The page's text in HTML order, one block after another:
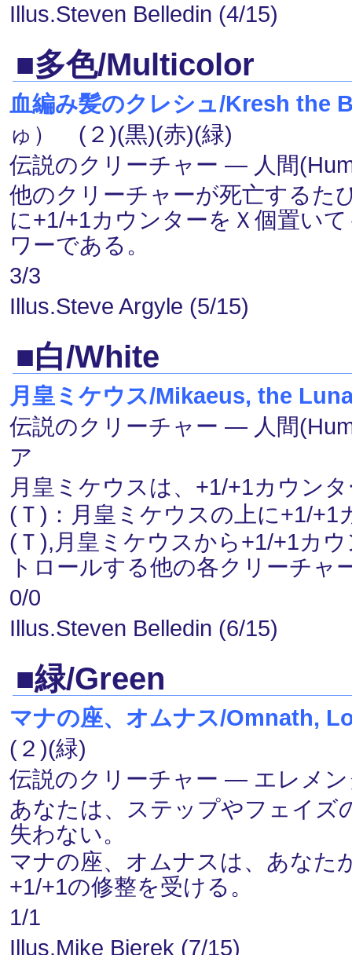
Illus.Steven Belledin (4/15)
■多色/Multicolor
血編み髪のクレシュ/Kresh the
ゅ） (２)(黒)(赤)(緑)
伝説のクリーチャー ― 人間
他のクリーチャーが死亡するた
に+1/+1カウンターをＸ個置い
ワーである。
3/3
Illus.Steve Argyle (5/15)
■白/White
月皇ミケウス/Mikaeus, the
伝説のクリーチャー ― 人間
ア
月皇ミケウスは、+1/+1カウン
(Ｔ)：月皇ミケウスの上に+1/+1
(Ｔ),月皇ミケウスから+1/+1カ
トロールする他の各クリーチャ
0/0
Illus.Steven Belledin (6/15)
■緑/Green
マナの座、オムナス/Omnath,
(２)(緑)
伝説のクリーチャー ― エレメ
あなたは、ステップやフェイズ
失わない。
マナの座、オムナスは、あなた
+1/+1の修整を受ける。
1/1
Illus.Mike Bierek (7/15)